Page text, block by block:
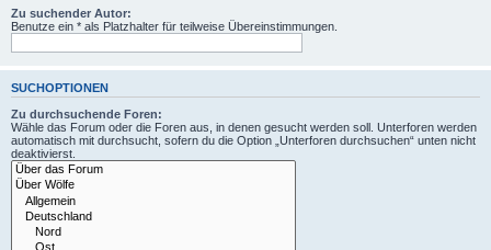
Zu suchender Autor:
Benutze ein * als Platzhalter für teilweise Übereinstimmungen.
SUCHOPTIONEN
Zu durchsuchende Foren:
Wähle das Forum oder die Foren aus, in denen gesucht werden soll. Unterforen werden
automatisch mit durchsucht, sofern du die Option „Unterforen durchsuchen“ unten nicht
deaktivierst.